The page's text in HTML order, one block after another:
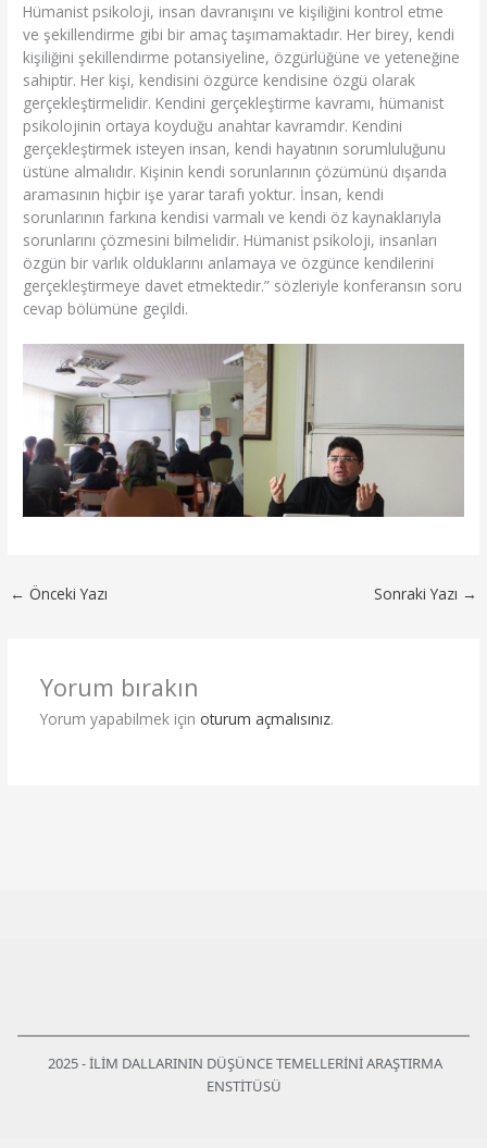
Hümanist psikoloji, insan davranışını ve kişiliğini kontrol etme
ve şekillendirme gibi bir amaç taşımamaktadır. Her birey, kendi
kişiliğini şekillendirme potansiyeline, özgürlüğüne ve yeteneğine
sahiptir. Her kişi, kendisini özgürce kendisine özgü olarak
gerçekleştirmelidir. Kendini gerçekleştirme kavramı, hümanist
psikolojinin ortaya koyduğu anahtar kavramdır. Kendini
gerçekleştirmek isteyen insan, kendi hayatının sorumluluğunu
üstüne almalıdır. Kişinin kendi sorunlarının çözümünü dışarıda
aramasının hiçbir işe yarar tarafı yoktur. İnsan, kendi
sorunlarının farkına kendisi varmalı ve kendi öz kaynaklarıyla
sorunlarını çözmesini bilmelidir. Hümanist psikoloji, insanları
özgün bir varlık olduklarını anlamaya ve özgünce kendilerini
gerçekleştirmeye davet etmektedir.” sözleriyle konferansın soru
cevap bölümüne geçildi.
← Önceki Yazı Sonraki Yazı →
Yorum bırakın
Yorum yapabilmek için oturum açmalısınız.
2025 - İLİM DALLARININ DÜŞÜNCE TEMELLERİNİ ARAŞTIRMA
ENSTİTÜSÜ